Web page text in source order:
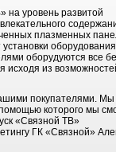
на уровень развитой
плазменных
оборудуются все
исходя из
покупателями. Мы
помощью которого мы
«Связной ТВ»
ГК «Связной»